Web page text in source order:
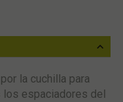
la cuchilla para
los espaciadores del